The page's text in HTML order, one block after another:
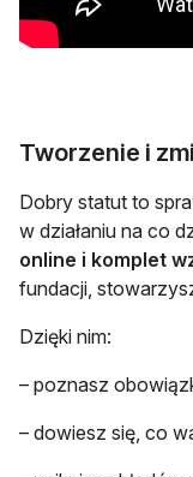
Tworzenie i
Dobry statut to
w działaniu na co
online i komplet
fundacji,
Dzięki nim:
– poznasz
– dowiesz się, co